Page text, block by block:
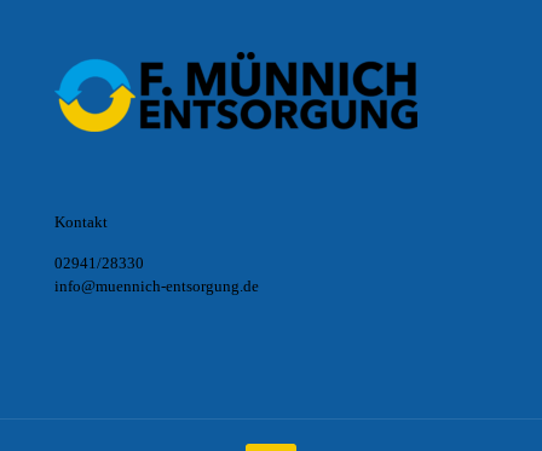
Kontakt
02941/28330
info@muennich-entsorgung.de